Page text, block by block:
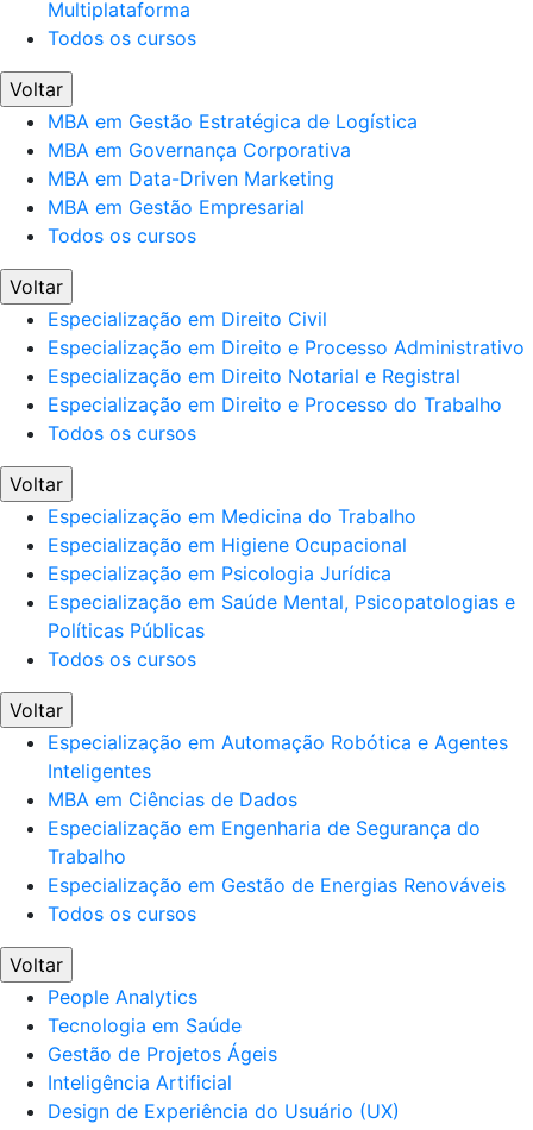
Multiplataforma
Todos os cursos
Voltar
MBA em Gestão Estratégica de Logística
MBA em Governança Corporativa
MBA em Data-Driven Marketing
MBA em Gestão Empresarial
Todos os cursos
Voltar
Especialização em Direito Civil
Especialização em Direito e Processo Administrativo
Especialização em Direito Notarial e Registral
Especialização em Direito e Processo do Trabalho
Todos os cursos
Voltar
Especialização em Medicina do Trabalho
Especialização em Higiene Ocupacional
Especialização em Psicologia Jurídica
Especialização em Saúde Mental, Psicopatologias e
Políticas Públicas
Todos os cursos
Voltar
Especialização em Automação Robótica e Agentes
Inteligentes
MBA em Ciências de Dados
Especialização em Engenharia de Segurança do
Trabalho
Especialização em Gestão de Energias Renováveis
Todos os cursos
Voltar
People Analytics
Tecnologia em Saúde
Gestão de Projetos Ágeis
Inteligência Artificial
Design de Experiência do Usuário (UX)